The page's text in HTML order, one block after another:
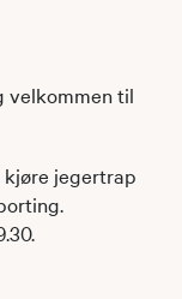
velkommen til
kjøre jegertrap